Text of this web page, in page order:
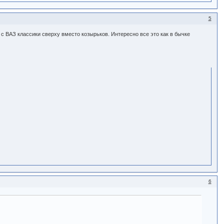
5
классики сверху вместо козырьков. Интересно все это как в бычке
6